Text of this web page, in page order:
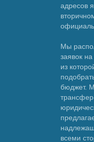
адресов
Мы
заявок
из
бюджет.
всеми